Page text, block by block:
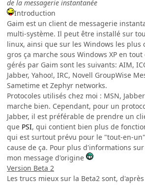
de la messagerie instantanée
Introduction
Gaim est un client de messagerie
multi-système. Il peut être installé sur
linux, ainsi que sur les Windows les plus
gros ça marche sous Windows XP en tout
gérés par Gaim sont les suivants: AIM,
Jabber, Yahoo!, IRC, Novell GroupWise
Sametime et Zephyr networks.
Protocoles utilisés chez moi : MSN,
marche bien. Cependant, pour un
Jabber, il est préférable de prendre un
que PSI, qui contient bien plus de
qui est surtout prévu pour le "tout-en-
cause de ça. Pour plus d'informations
mon message d'origine
Version Beta 2
Les trucs mieux sur la Beta2 sont,